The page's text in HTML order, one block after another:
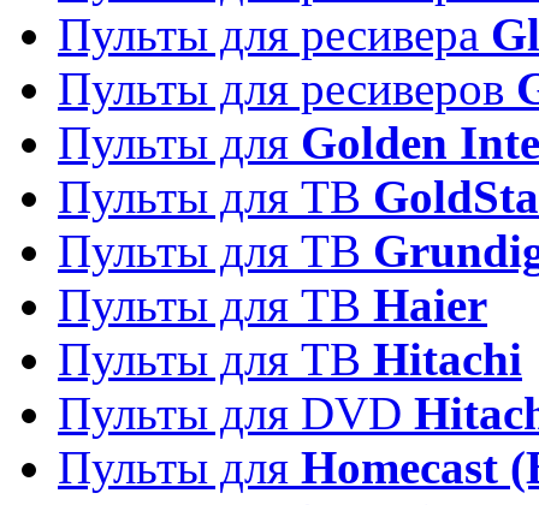
Пульты для ресивера
Пульты для ресиверов
Пульты для Golden
Пульты для ТВ
Пульты для ТВ
Пульты для ТВ Haier
Пульты для ТВ Hitachi
Пульты для DVD
Пульты для Homecast